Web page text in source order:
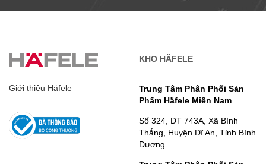
Giới thiệu Häfele
KHO HÄFELE
Trung Tâm Phân Phối Sản
Phẩm Häfele Miền Nam
Số 324, DT 743A, Xã Bình
Thắng, Huyện Dĩ An, Tỉnh Bình
Dương